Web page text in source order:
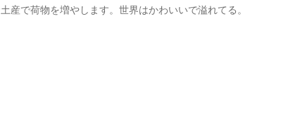
産で荷物を増やします。世界はかわいいで溢れてる。